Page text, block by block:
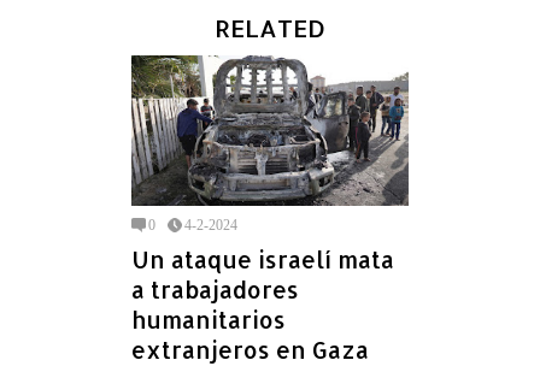
RELATED
0 4-2-2024
Un ataque israelí mata
a trabajadores
humanitarios
extranjeros en Gaza